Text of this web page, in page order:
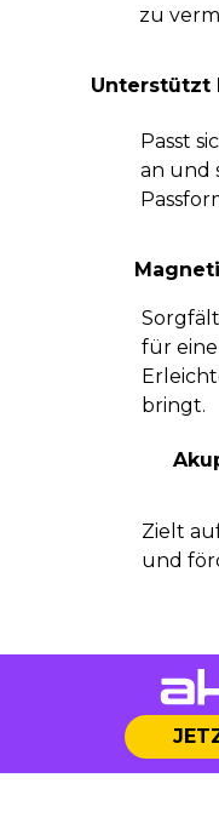
zu
Unterstützt
Passt
an und
für eine
bringt.
Zielt
und